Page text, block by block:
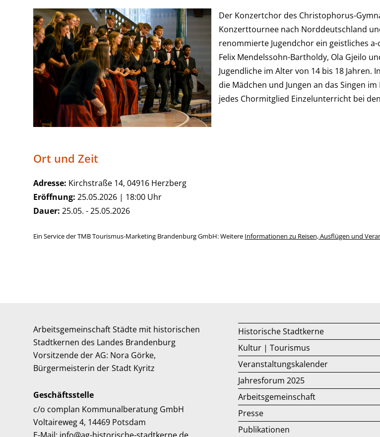
Der Konzertchor des Christophorus-
Konzerttournee nach Norddeutschland
renommierte Jugendchor ein geistliches
Felix Mendelssohn-Bartholdy, Ola Gjeilo
Jugendliche im Alter von 14 bis 18
die Mädchen und Jungen an das Singen
jedes Chormitglied Einzelunterricht bei
Ort und Zeit
Adresse: Kirchstraße 14, 04916 Herzberg
Eröffnung: 25.05.2026 | 18:00 Uhr
Dauer: 25.05. - 25.05.2026
Ein Service der TMB Tourismus-Marketing Brandenburg GmbH: Weitere Informationen zu Reisen, Ausflügen und
Arbeitsgemeinschaft Städte mit historischen
Stadtkernen des Landes Brandenburg
Vorsitzende der AG: Nora Görke,
Bürgermeisterin der Stadt Kyritz
Geschäftsstelle
c/o complan Kommunalberatung GmbH
Voltaireweg 4, 14469 Potsdam
Historische Stadtkerne
Kultur | Tourismus
Veranstaltungskalender
Jahresforum 2025
Arbeitsgemeinschaft
Presse
Publikationen